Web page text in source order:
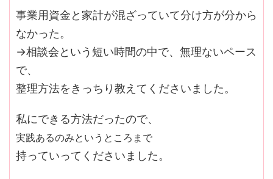
事業用資金と家計が混ざっていて分け方が分から
なかった。
→相談会という短い時間の中で、無理ないペース
で、
整理方法をきっちり教えてくださいました。
私にできる方法だったので、
実践あるのみというところまで
持っていってくださいました。